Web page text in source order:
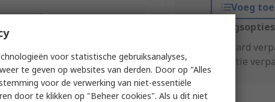
Voeg
Verpakkingsopties
Standaard
Productie
8
Non-Inverting
Through Hole
voor statistische gebruiksanalyses,
te geven op websites van derden. Door op "Alles
voor de verwerking van niet-essentiële
door te klikken op "Beheer cookies". Als u dit niet